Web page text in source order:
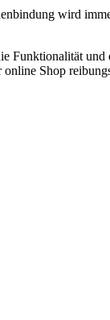
wird
Funktionalität und
Shop